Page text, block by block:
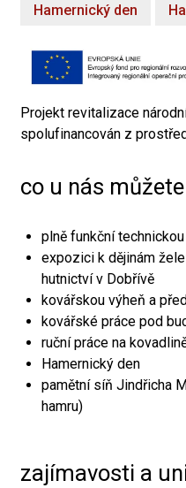
Hamernický den
Projekt revitalizace
spolufinancován z
co u nás
plně funkční
expozici k dějinám
hutnictví v Dobřívě
kovářskou výheň a
kovářské práce pod
ruční práce na
Hamernický den
pamětní síň Jindřicha
hamru)
zajímavosti a